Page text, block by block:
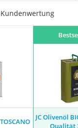
Kundenwertung
JC Olivenöl
Qualität